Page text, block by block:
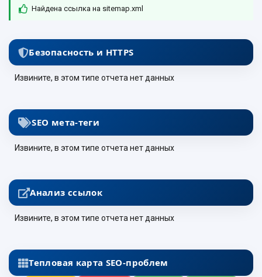
Найдена ссылка на sitemap.xml
Безопасность и HTTPS
Извините, в этом типе отчета нет данных
SEO мета-теги
Извините, в этом типе отчета нет данных
Анализ ссылок
Извините, в этом типе отчета нет данных
Тепловая карта SEO-проблем